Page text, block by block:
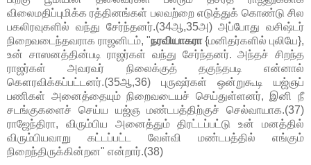
விலைமதிப்புமிக்க ரத்தினங்கள் பலவற்றை எடுத்துக் கொண்டு சில
பகலிரவுகளில் வந்து சேர்ந்தனர்.(34ஆ,35அ) அப்போது வசிஷ்டர்
நிறைவடைந்தவராக ராஜனிடம், "நரவியாகரா{மனிதர்களில் புலியே},
உன் சாஸனத்தின்படி ராஜர்கள் வந்து சேர்ந்தனர். அந்தச் சிறந்த
ராஜர்கள் அவரவர் நிலைக்குத் தகுந்தபடி என்னால்
கௌரவிக்கப்பட்டனர்.(35ஆ,36) புருஷர்கள் ஒன்றுகூடி யஜ்ஞப்
பணிகள் அனைத்தையும் நிறைவடையச் செய்துள்ளனர், இனி நீ
சடங்குகளைச் செய்ய யஜ்ஞ மண்டபத்திற்குச் செல்வாயாக.(37)
ராஜேந்திரா, விரும்பிய அனைத்தும் திரட்டப்பட்டு உன் மனத்தில்
விரும்பியவாறு கட்டப்பட்ட வேள்வி மண்டபத்தில் எங்கும்
நிறைந்திருக்கின்றன" என்றார்.(38)